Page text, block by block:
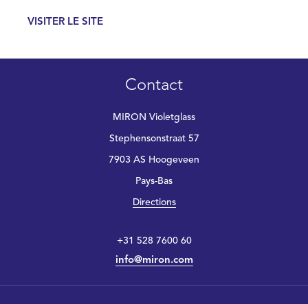
VISITER LE SITE
Contact
MIRON Violetglass
Stephensonstraat 57
7903 AS Hoogeveen
Pays-Bas
Directions
+31 528 7600 60
info@miron.com